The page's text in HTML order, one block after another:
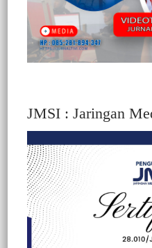
JMSI : Jaringan